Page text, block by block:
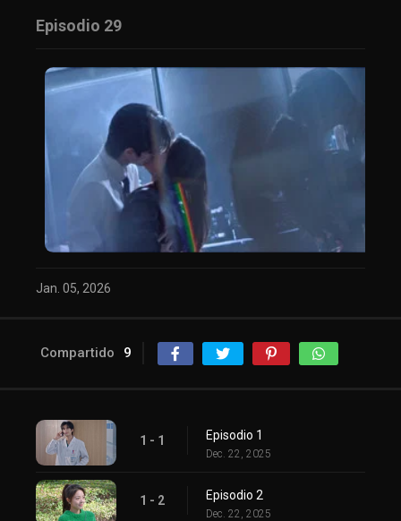
Episodio 29
Jan. 05, 2026
Compartido 9
1 - 1 Episodio 1
Dec. 22, 2025
1 - 2 Episodio 2
Dec. 22, 2025